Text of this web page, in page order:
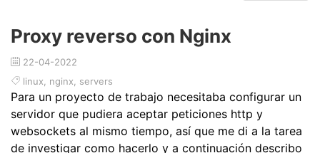
Proxy reverso con Nginx
22-04-2022
linux
nginx servers
Para un proyecto de trabajo necesitaba configurar un
servidor que pudiera aceptar peticiones http y
websockets al mismo tiempo, así que me di a la tarea
de investigar como hacerlo y a continuación describo